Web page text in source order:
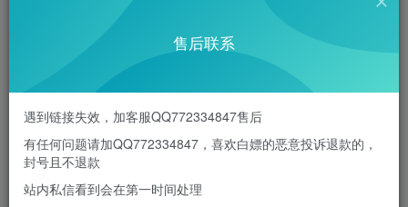
售后联系
遇到链接失效，加客服QQ772334847售后
有任何问题请加QQ772334847，喜欢白嫖的恶意投诉退款的，
封号且不退款
站内私信看到会在第一时间处理